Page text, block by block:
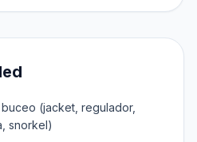
(jacket, regulador,
snorkel)